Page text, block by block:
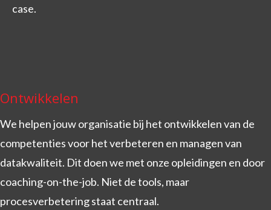
case.
Ontwikkelen
We helpen jouw organisatie bij het ontwikkelen van de
competenties voor het verbeteren en managen van
datakwaliteit. Dit doen we met onze opleidingen en door
coaching-on-the-job. Niet de tools, maar
procesverbetering staat centraal.